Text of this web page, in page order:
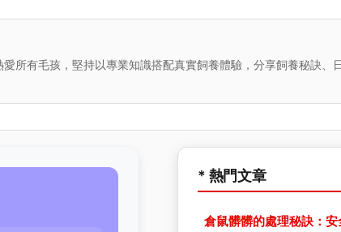
所有毛孩，堅持以專業知識搭配真實飼養體驗，分享飼養秘訣、
* 熱門文章
倉鼠髒髒的處理秘訣：